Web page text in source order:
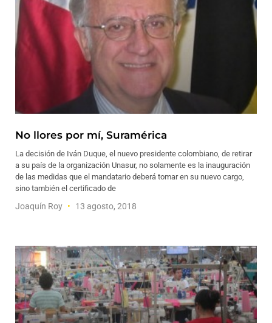
No llores por mí, Suramérica
La decisión de Iván Duque, el nuevo presidente colombiano, de retirar
a su país de la organización Unasur, no solamente es la inauguración
de las medidas que el mandatario deberá tomar en su nuevo cargo,
sino también el certificado de
Joaquín Roy 13 agosto, 2018